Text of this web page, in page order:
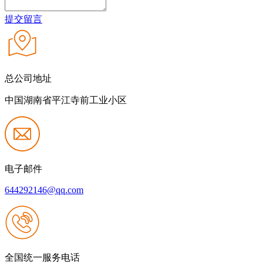
提交留言
总公司地址
中国湖南省平江寺前工业小区
电子邮件
644292146@qq.com
全国统一服务电话